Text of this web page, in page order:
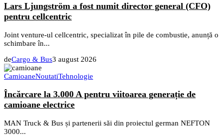
Lars Ljungström a fost numit director general (CFO)
pentru cellcentric
Joint venture-ul cellcentric, specializat în pile de combustie, anunță o
schimbare în...
deCargo & Bus3 august 2026
CamioaneNoutatiTehnologie
Încărcare la 3.000 A pentru viitoarea generație de
camioane electrice
MAN Truck & Bus și partenerii săi din proiectul german NEFTON
3000...